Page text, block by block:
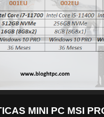
MINI PC MSI